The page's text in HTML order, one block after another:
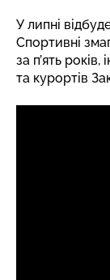
У липні
Спортивні
за п’ять років,
та курортів